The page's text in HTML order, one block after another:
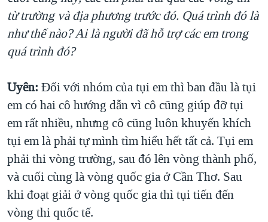
từ trường và địa phương trước đó. Quá trình đó là
như thế nào? Ai là người đã hỗ trợ các em trong
quá trình đó?
Uyên: Đối với nhóm của tụi em thì ban đầu là tụi
em có hai cô hướng dẫn vì cô cũng giúp đỡ tụi
em rất nhiều, nhưng cô cũng luôn khuyến khích
tụi em là phải tự mình tìm hiểu hết tất cả. Tụi em
phải thi vòng trường, sau đó lên vòng thành phố,
và cuối cùng là vòng quốc gia ở Cần Thơ. Sau
khi đoạt giải ở vòng quốc gia thì tụi tiến đến
vòng thi quốc tế.